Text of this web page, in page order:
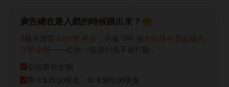
廣告總在最入戲的時候跳出來？
3個月僅需 $39.00 美金 ，升級 VIP 後 全站所有頁面廣告
立即全關——從此一路讀到底不被打斷。
全站廣告全關
季卡$39.00美金 · 年卡$69.00美金